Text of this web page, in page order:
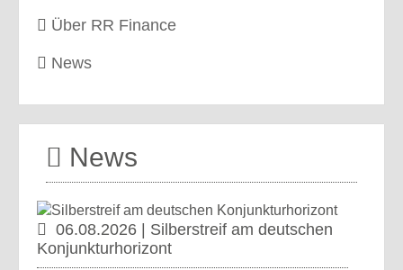
Über RR Finance
News
News
06.08.2026 | Silberstreif am deutschen
Konjunkturhorizont